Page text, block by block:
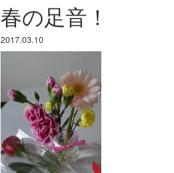
春の足音！
2017.03.10